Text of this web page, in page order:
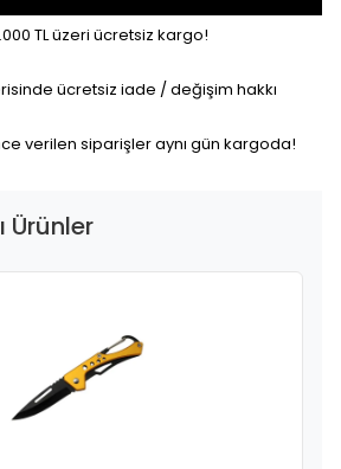
TL üzeri ücretsiz kargo!
ücretsiz iade / değişim hakkı
verilen siparişler aynı gün kargoda!
Ürünler